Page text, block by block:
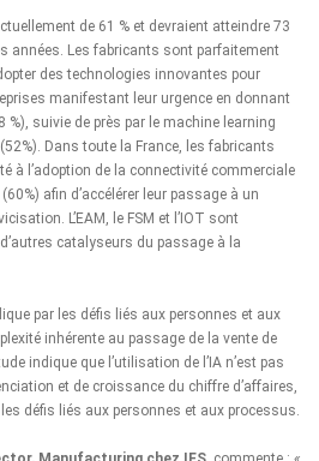
de 61 % et devraient atteindre 73
années. Les fabricants sont parfaitement
des technologies innovantes pour
manifestant leur urgence en donnant
%), suivie de près par le machine learning
Dans toute la France, les fabricants
à l’adoption de la connectivité commerciale
afin d’accélérer leur passage à un
L’EAM, le FSM et l’IOT sont
catalyseurs du passage à la
par les défis liés aux personnes et aux
inhérente au passage de la vente de
indique que l’utilisation de l’IA n’est pas
et de croissance du chiffre d’affaires,
défis liés aux personnes et aux processus.